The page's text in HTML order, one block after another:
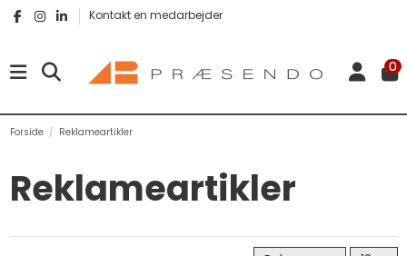
Kontakt en medarbejder
0
Forside Reklameartikler
Reklameartikler